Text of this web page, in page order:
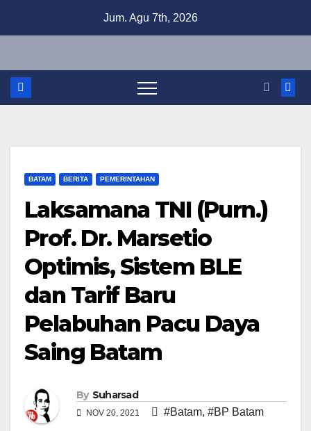
Jum. Agu 7th, 2026
BATAM BERITA PEMERINTAHAN
Laksamana TNI (Purn.)
Prof. Dr. Marsetio
Optimis, Sistem BLE
dan Tarif Baru
Pelabuhan Pacu Daya
Saing Batam
By Suharsad
NOV 20, 2021 #Batam, #BP Batam